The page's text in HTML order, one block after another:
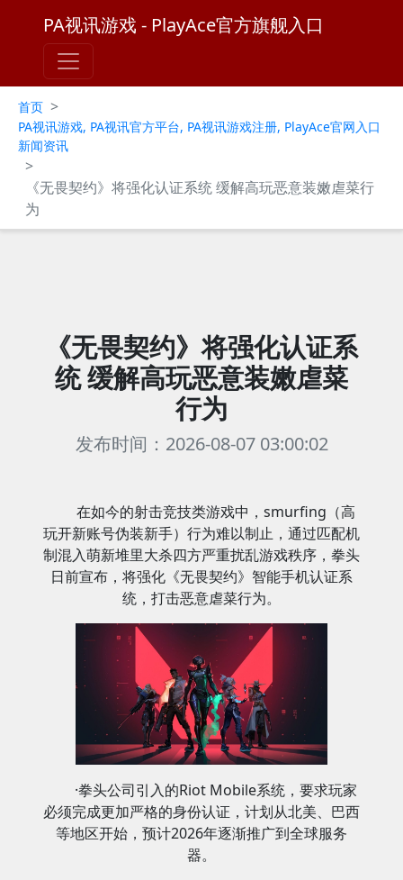
PA视讯游戏 - PlayAce官方旗舰入口
首页 >
PA视讯游戏, PA视讯官方平台, PA视讯游戏注册, PlayAce官网入口
新闻资讯
>
《无畏契约》将强化认证系统 缓解高玩恶意装嫩虐菜行
为
《无畏契约》将强化认证系
统 缓解高玩恶意装嫩虐菜
行为
发布时间：2026-08-07 03:00:02
在如今的射击竞技类游戏中，smurfing（高
玩开新账号伪装新手）行为难以制止，通过匹配机
制混入萌新堆里大杀四方严重扰乱游戏秩序，拳头
日前宣布，将强化《无畏契约》智能手机认证系
统，打击恶意虐菜行为。
·拳头公司引入的Riot Mobile系统，要求玩家
必须完成更加严格的身份认证，计划从北美、巴西
等地区开始，预计2026年逐渐推广到全球服务
器。